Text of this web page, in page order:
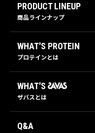
PRODUCT LINEUP
商品ラインナップ
WHAT'S PROTEIN
プロテインとは
WHAT'S
ザバスとは
Q&A